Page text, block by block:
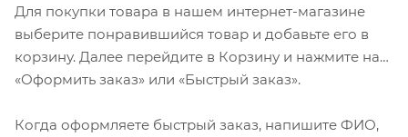
Для покупки товара в нашем интернет-магазине
выберите понравившийся товар и добавьте его в
корзину. Далее перейдите в Корзину и нажмите на
«Оформить заказ» или «Быстрый заказ».
Когда оформляете быстрый заказ, напишите ФИО,